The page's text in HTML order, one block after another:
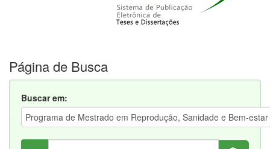
Página de Busca
Buscar em: